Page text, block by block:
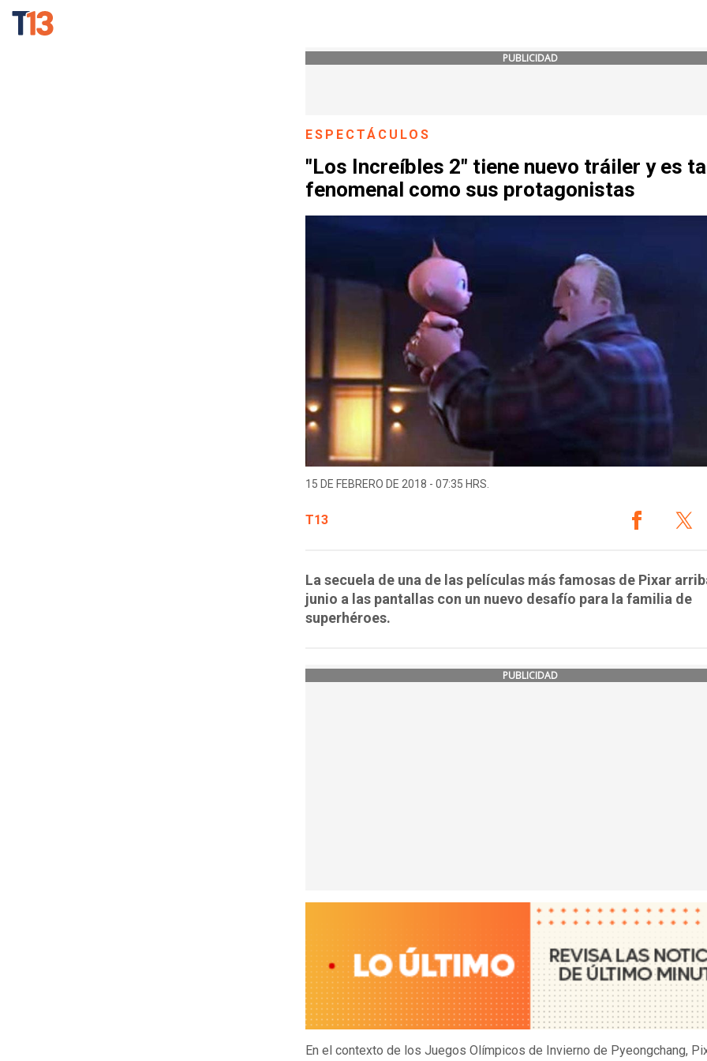
PUBLICIDAD
ESPECTÁCULOS
"Los Increíbles 2" tiene nuevo tráiler y es
fenomenal como sus protagonistas
15 DE FEBRERO DE 2018 - 07:35 HRS.
T13
La secuela de una de las películas más famosas de Pixar
junio a las pantallas con un nuevo desafío para la familia de
superhéroes.
PUBLICIDAD
En el contexto de los Juegos Olímpicos de Invierno de Pyeongchang,